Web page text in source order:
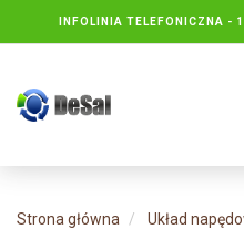
INFOLINIA TELEFONICZNA -
PONIEDZIAŁKU DO PIĄTKU :
Strona główna Układ